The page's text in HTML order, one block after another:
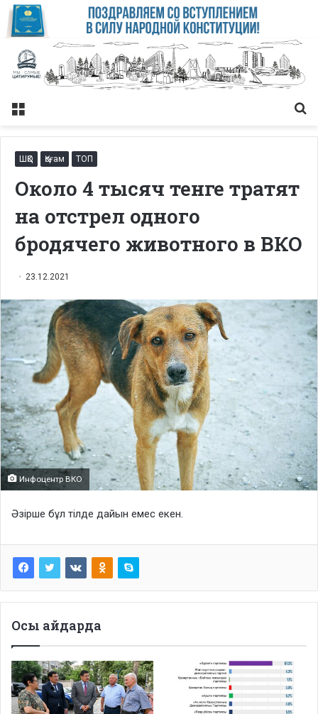
Меню
ШҚО Қоғам ТОП
Oколо 4 тысяч тенге тратят
на отстрел одного
бродячего животного в ВКО
23.12.2021
Инфоцентр ВКО
Әзірше бұл тілде дайын емес екен.
Осы айдарда